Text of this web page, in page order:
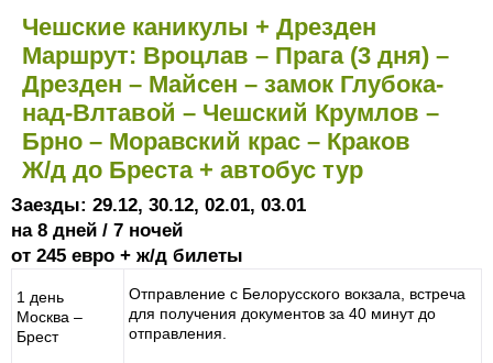
Чешские каникулы + Дрезден
Маршрут: Вроцлав – Прага (3 дня) –
Дрезден – Майсен – замок Глубока-
над-Влтавой – Чешский Крумлов –
Брно – Моравский крас – Краков
Ж/д до Бреста + автобус тур
Заезды: 29.12, 30.12, 02.01, 03.01
на 8 дней / 7 ночей
от 245 евро + ж/д билеты
1 день
Москва –
Брест
Отправление с Белорусского вокзала, встреча
для получения документов за 40 минут до
отправления.